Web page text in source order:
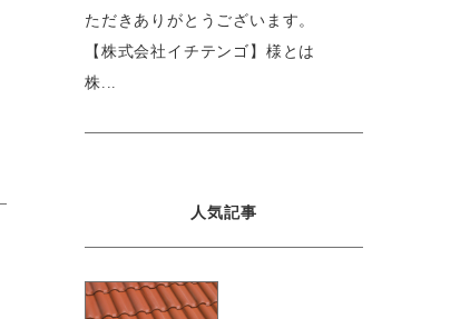
ただきありがとうございます。
【株式会社イチテンゴ】様とは
株...
人気記事